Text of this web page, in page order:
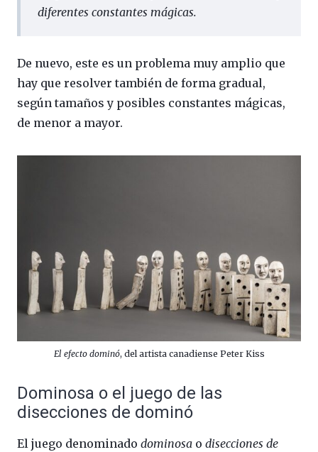
diferentes constantes mágicas.
De nuevo, este es un problema muy amplio que
hay que resolver también de forma gradual,
según tamaños y posibles constantes mágicas,
de menor a mayor.
El efecto dominó, del artista canadiense Peter Kiss
Dominosa o el juego de las
disecciones de dominó
El juego denominado dominosa o disecciones de